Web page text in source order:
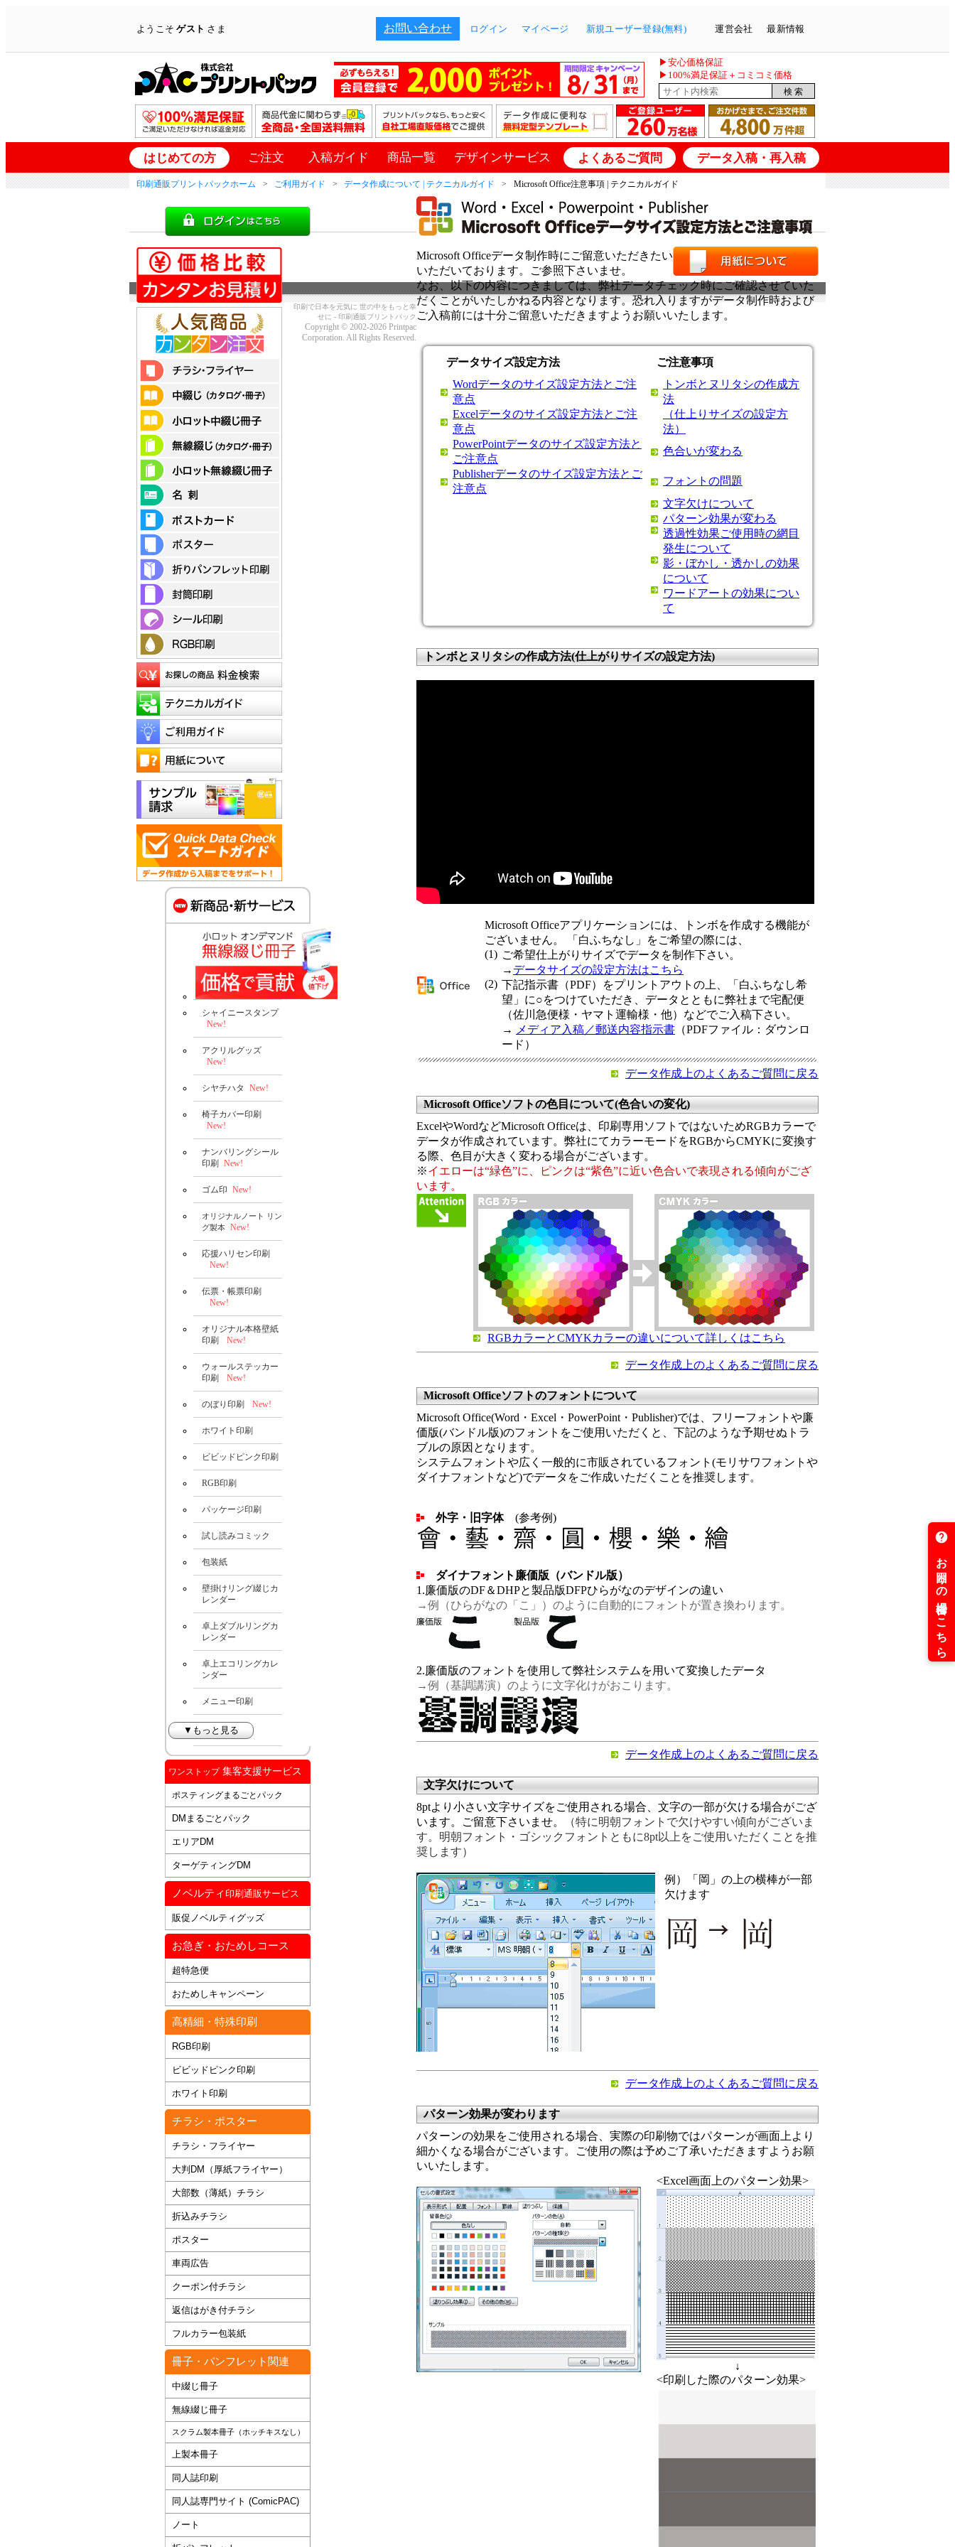
ようこそゲスト さま お問い合わせ ログイン マイページ 新規ユーザー登録(無料) 運営会社 最新情報
▶安心価格保証
▶100%満足保証＋コミコミ価格
はじめての方 ご注文 入稿ガイド 商品一覧 デザインサービス よくあるご質問 データ入稿・再入稿
印刷通販プリントパックホーム ご利用ガイド データ作成について | テクニカルガイド Microsoft Office注意事項 | テクニカルガイド
Microsoft Officeデータ制作時にご留意いただきたい内容についてまとめさせて
いただいております。ご参照下さいませ。
なお、以下の内容につきましては、弊社データチェック時にご確認させていた
だくことがいたしかねる内容となります。恐れ入りますがデータ制作時および
ご入稿前には十分ご留意いただきますようお願いいたします。
データサイズ設定方法
ご注意事項
Wordデータのサイズ設定方法とご注
意点
トンボとヌリタシの作成方
法
（仕上りサイズの設定方
法）
Excelデータのサイズ設定方法とご注
意点
PowerPointデータのサイズ設定方法と
ご注意点
色合いが変わる
Publisherデータのサイズ設定方法とご
注意点
フォントの問題
文字欠けについて
パターン効果が変わる
透過性効果ご使用時の網目
発生について
影・ぼかし・透かしの効果
について
ワードアートの効果につい
て
トンボとヌリタシの作成方法(仕上がりサイズの設定方法)
Microsoft Officeアプリケーションには、トンボを作成する機能が
ございません。 「白ふちなし」をご希望の際には、
(1) ご希望仕上がりサイズでデータを制作下さい。
→ データサイズの設定方法はこちら
(2) 下記指示書（PDF）をプリントアウトの上、「白ふちなし希
望」に○をつけていただき、データとともに弊社まで宅配便
（佐川急便様・ヤマト運輸様・他）などでご入稿下さい。
→
メディア入稿／郵送内容指示書 （PDFファイル：ダウンロ
ード）
データ作成上のよくあるご質問に戻る
Microsoft Officeソフトの色目について(色合いの変化)
ExcelやWordなどMicrosoft Officeは、印刷専用ソフトではないためRGBカラーで
データが作成されています。弊社にてカラーモードをRGBからCMYKに変換す
る際、色目が大きく変わる場合がございます。
※イエローは“緑色”に、ピンクは“紫色”に近い色合いで表現される傾向がござ
います。
RGBカラーとCMYKカラーの違いについて詳しくはこちら
データ作成上のよくあるご質問に戻る
Microsoft Officeソフトのフォントについて
Microsoft Office(Word・Excel・PowerPoint・Publisher)では、フリーフォントや廉
価版(バンドル版)のフォントをご使用いただくと、下記のような予期せぬトラ
ブルの原因となります。
システムフォントや広く一般的に市販されているフォント(モリサワフォントや
ダイナフォントなど)でデータをご作成いただくことを推奨します。
外字・旧字体(参考例)
ダイナフォント廉価版（バンドル版）
1.廉価版のDF＆DHPと製品版DFPひらがなのデザインの違い
→例（ひらがなの「こ」）のように自動的にフォントが置き換わります。
2.廉価版のフォントを使用して弊社システムを用いて変換したデータ
→例（基調講演）のように文字化けがおこります。
データ作成上のよくあるご質問に戻る
文字欠けについて
8ptより小さい文字サイズをご使用される場合、文字の一部が欠ける場合がござ
います。ご留意下さいませ。
（特に明朝フォントで欠けやすい傾向がございま
す。明朝フォント・ゴシックフォントともに8pt以上をご使用いただくことを推
奨します）
例）「岡」の上の横棒が一部
欠けます
データ作成上のよくあるご質問に戻る
パターン効果が変わります
パターンの効果をご使用される場合、実際の印刷物ではパターンが画面上より
細かくなる場合がございます。ご使用の際は予めご了承いただきますようお願
いいたします。
<Excel画面上のパターン効果>
↓
<印刷した際のパターン効果>
シャイニースタンプ
New!
アクリルグッズ
New!
シヤチハタ New!
椅子カバー印刷
New!
ナンバリングシール
印刷 New!
ゴム印 New!
オリジナルノート リン
グ製本 New!
応援ハリセン印刷
New!
伝票・帳票印刷
New!
オリジナル本格壁紙
印刷
New!
ウォールステッカー
印刷
New!
のぼり印刷 New!
ホワイト印刷
ビビッドピンク印刷
RGB印刷
パッケージ印刷
試し読みコミック
包装紙
壁掛けリング綴じカ
レンダー
卓上ダブルリングカ
レンダー
卓上エコリングカレ
ンダー
メニュー印刷
▼もっと見る
ワンストップ集客支援サービス
ポスティングまるごとパック
DMまるごとパック
エリアDM
ターゲティングDM
ノベルティ 印刷通販サービス
販促ノベルティグッズ
お急ぎ・おためしコース
超特急便
おためしキャンペーン
高精細・特殊印刷
RGB印刷
ビビッドピンク印刷
ホワイト印刷
チラシ・ポスター
チラシ・フライヤー
大判DM（厚紙フライヤー）
大部数（薄紙）チラシ
折込みチラシ
ポスター
車両広告
クーポン付チラシ
返信はがき付チラシ
フルカラー包装紙
冊子・パンフレット関連
中綴じ冊子
無線綴じ冊子
スクラム製本冊子（ホッチキスなし）
上製本冊子
同人誌印刷
同人誌専門サイト (ComicPAC)
ノート
印刷で日本を元気に 世の中をもっと幸
せに - 印刷通販プリントパック
Copyright © 2002-2026 Printpac
Corporation. All Rights Reserved.